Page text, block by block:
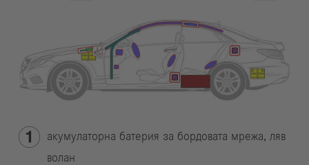
акумулаторна батерия за бордовата мрежа, ляв
волан